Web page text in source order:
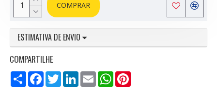
COMPRAR
ESTIMATIVA DE ENVIO
COMPARTILHE
Compartilhar
FacebookTwitterLinkedInEmail WhatsApp